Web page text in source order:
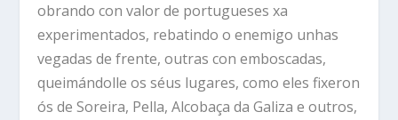
obrando con valor de portugueses xa
experimentados, rebatindo o enemigo unhas
vegadas de frente, outras con emboscadas,
queimándolle os séus lugares, como eles fixeron
ós de Soreira, Pella, Alcobaça da Galiza e outros,